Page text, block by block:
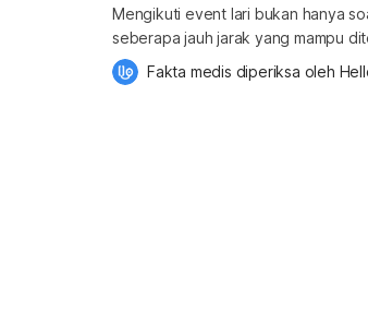
Mengikuti event lari bukan hanya
seberapa jauh jarak yang mampu
saat race, ada proses persiapan
masing-masing pelari. Inilah pesan utama yang diangkat dalam kegiatan Road to
Fakta medis diperiksa oleh